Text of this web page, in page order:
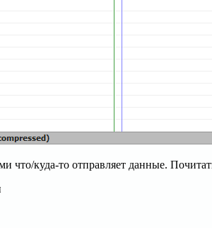
что/куда-то отправляет данные.